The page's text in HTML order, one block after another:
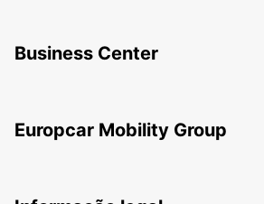
Business Center
Europcar Mobility Group